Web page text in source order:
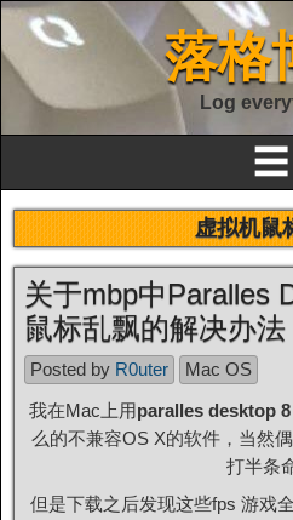
落格
Log
☰
虚拟机鼠
关于mbp中Paralles
鼠标乱飘的解决办法
Posted by R0uter
Mac OS
我在Mac上用paralles desktop 8
么的不兼容OS X的软件，当然
打半条
但是下载之后发现这些fps 游戏